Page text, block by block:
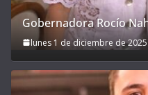
Gobernadora Rocío
lunes 1 de diciembre de 2025